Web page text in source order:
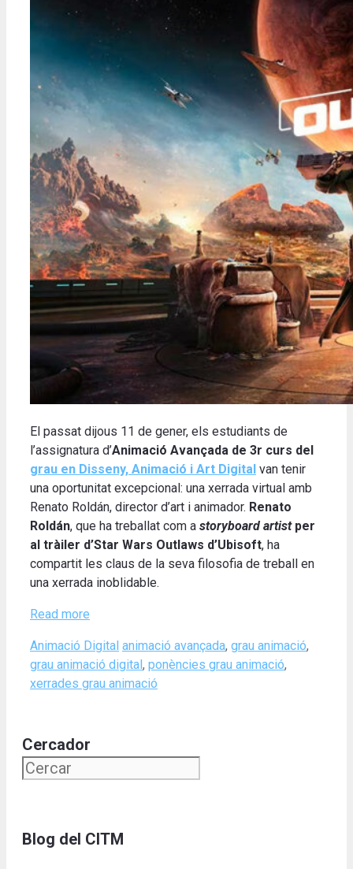
El passat dijous 11 de gener, els estudiants de
l’assignatura d’Animació Avançada de 3r curs del
grau en Disseny, Animació i Art Digital van tenir
una oportunitat excepcional: una xerrada virtual amb
Renato Roldán, director d’art i animador. Renato
Roldán, que ha treballat com a storyboard artistper
al tràiler d’Star Wars Outlaws d’Ubisoft, ha
compartit les claus de la seva filosofia de treball en
una xerrada inoblidable.
Read more
Categories
Animació Digital Tags
animació avançada, grau animació,
grau animació digital, ponències grau animació,
xerrades grau animació
Cercador
Blog del CITM